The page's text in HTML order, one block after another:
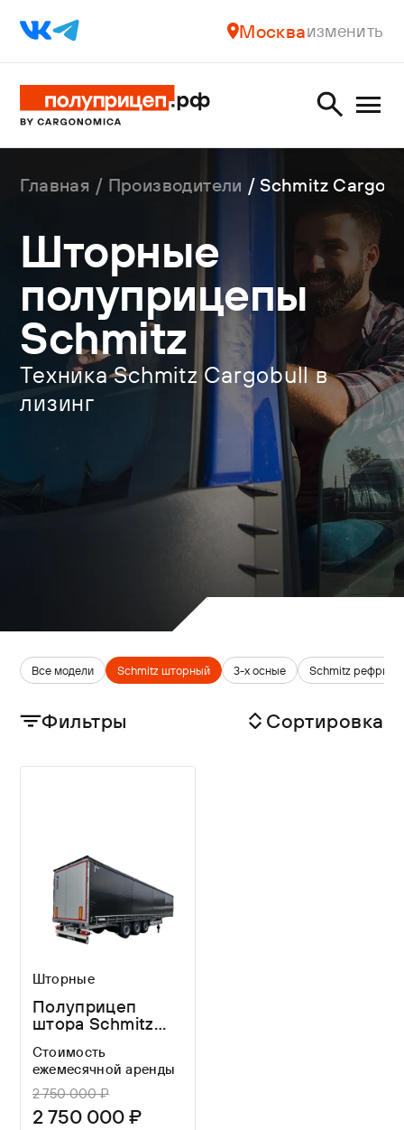
Москваизменить
Главная Производители Schmitz
Шторные
полуприцепы
Schmitz
Техника Schmitz Cargobull в
лизинг
Все модели Schmitz шторный 3-х осные Schmitz
Фильтры Сортировка
Шторные
Полуприцеп
штора Schmitz
24/L E B
Стоимость
ежемесячной аренды
2 750 000 ₽
2 750 000 ₽